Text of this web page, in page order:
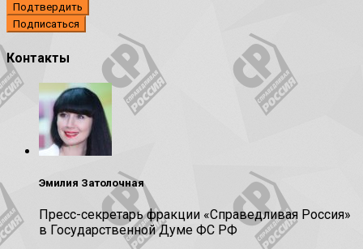
Подтвердить
Контакты
Эмилия Затолочная
Пресс-секретарь фракции «Справедливая Россия»
в Государственной Думе ФС РФ